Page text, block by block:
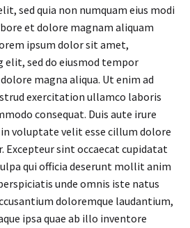
sed quia non numquam eius modi
et dolore magnam aliquam
ipsum dolor sit amet,
elit, sed do eiusmod tempor
magna aliqua. Ut enim ad
exercitation ullamco laboris
consequat. Duis aute irure
voluptate velit esse cillum dolore
Excepteur sint occaecat cupidatat
qui officia deserunt mollit anim
unde omnis iste natus
doloremque laudantium,
ipsa quae ab illo inventore